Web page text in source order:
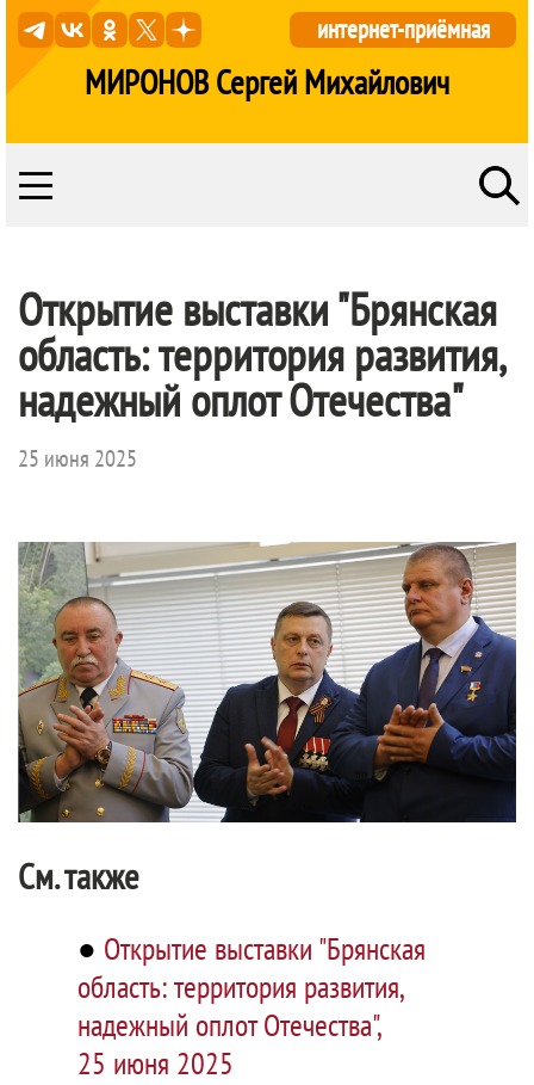
МИРОНОВ Сергей Михайлович
интернет-приёмная
Открытие выставки "Брянская
область: территория развития,
надежный оплот Отечества"
25 июня 2025
См. также
● Открытие выставки "Брянская
область: территория развития,
надежный оплот Отечества",
25 июня 2025